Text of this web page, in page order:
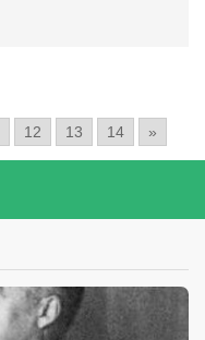
12 13 14 »